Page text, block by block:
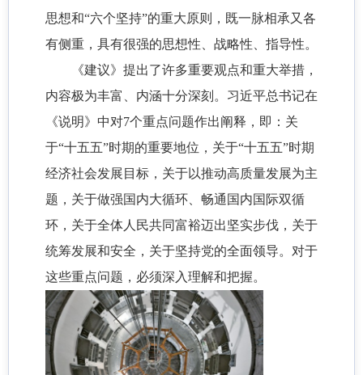
思想和“六个坚持”的重大原则，既一脉相承又各
有侧重，具有很强的思想性、战略性、指导性。
《建议》提出了许多重要观点和重大举措，
内容极为丰富、内涵十分深刻。习近平总书记在
《说明》中对7个重点问题作出阐释，即：关
于“十五五”时期的重要地位，关于“十五五”时期
经济社会发展目标，关于以推动高质量发展为主
题，关于做强国内大循环、畅通国内国际双循
环，关于全体人民共同富裕迈出坚实步伐，关于
统筹发展和安全，关于坚持党的全面领导。对于
这些重点问题，必须深入理解和把握。